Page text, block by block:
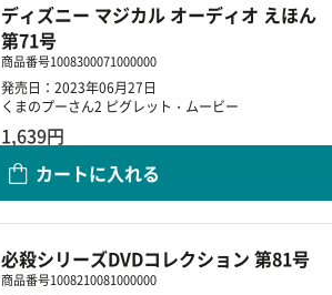
ディズニー マジカル オーディオ えほん
第71号
商品番号1008300071000000
発売日：2023年06月27日
くまのプーさん2 ピグレット・ムービー
1,639円
カートに入れる
必殺シリーズDVDコレクション 第81号
商品番号1008210081000000